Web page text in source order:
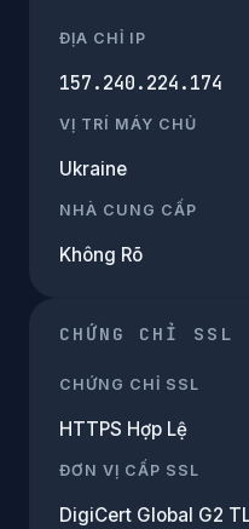
ĐỊA CHỈ IP
157.240.224.174
VỊ TRÍ MÁY CHỦ
Ukraine
NHÀ CUNG CẤP
Không Rõ
CHỨNG CHỈ SSL
CHỨNG CHỈ SSL
HTTPS Hợp Lệ
ĐƠN VỊ CẤP SSL
DigiCert Global G2